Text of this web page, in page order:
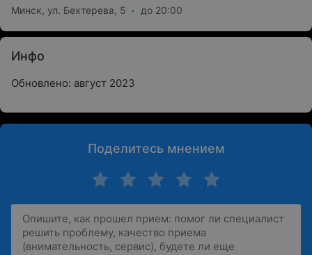
Минск, ул. Бехтерева, 5 до 20:00
Инфо
Обновлено: август 2023
Поделитесь мнением